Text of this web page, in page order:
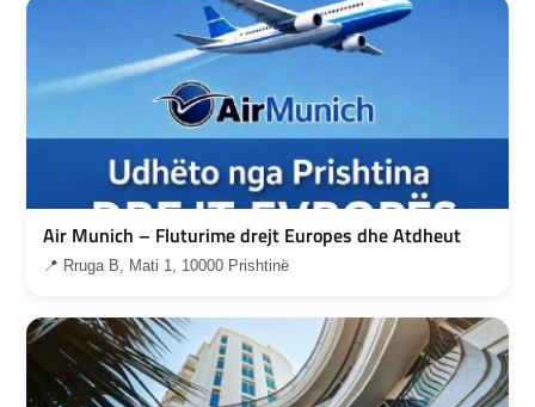
Air Munich – Fluturime drejt Europes dhe Atdheut
📍 Rruga B, Mati 1, 10000 Prishtinë